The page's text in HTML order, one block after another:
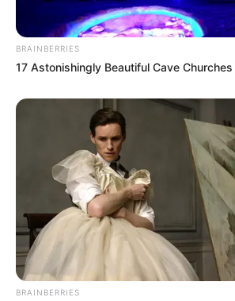
BRAINBERRIES
17 Astonishingly Beautiful Cave Churches
BRAINBERRIES